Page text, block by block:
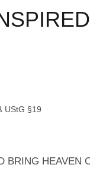
UStG §19
BRING HEAVEN